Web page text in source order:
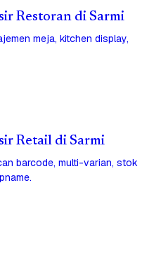
Restoran di Sarmi
meja, kitchen display,
Retail di Sarmi
barcode, multi-varian, stok